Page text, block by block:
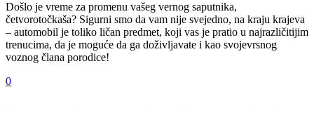
Došlo je vreme za promenu vašeg vernog saputnika,
četvorotočkaša? Sigurni smo da vam nije svejedno, na kraju krajeva
– automobil je toliko ličan predmet, koji vas je pratio u najrazličitijim
trenucima, da je moguće da ga doživljavate i kao svojevrsnog
voznog člana porodice!
0